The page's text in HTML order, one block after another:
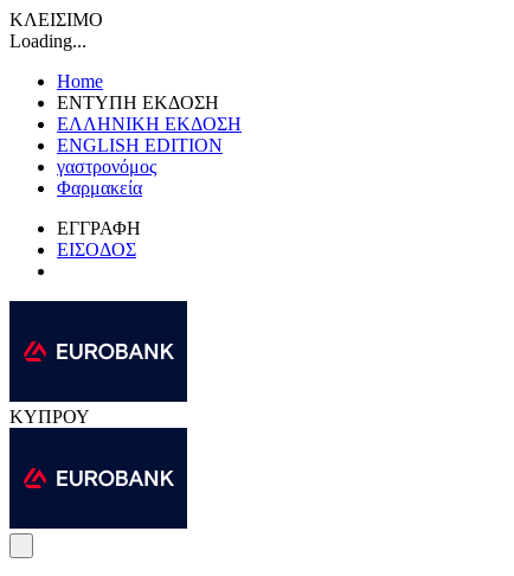
ΚΛΕΙΣΙΜΟ
Loading...
Home
ΕΝΤΥΠΗ ΕΚΔΟΣΗ
ΕΛΛΗΝΙΚΗ ΕΚΔΟΣΗ
ENGLISH EDITION
γαστρονόμος
Φαρμακεία
ΕΓΓΡΑΦΗ
ΕΙΣΟΔΟΣ
ΚΥΠΡΟΥ